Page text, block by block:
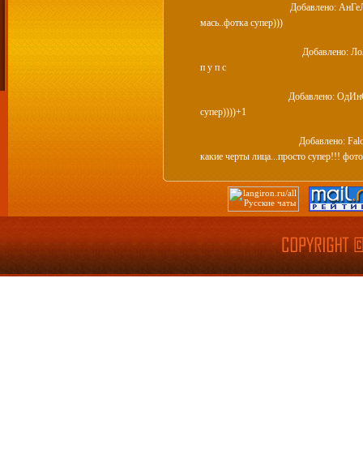
Добавлено:
мась..фотка супер)))
Добавлено:
п у п с
Добавлено:
супер))))+1
Добавлено:
какие черты лица...просто супер!!!